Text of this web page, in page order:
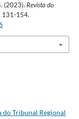
(2023). Revista do
131-154.
do Tribunal Regional